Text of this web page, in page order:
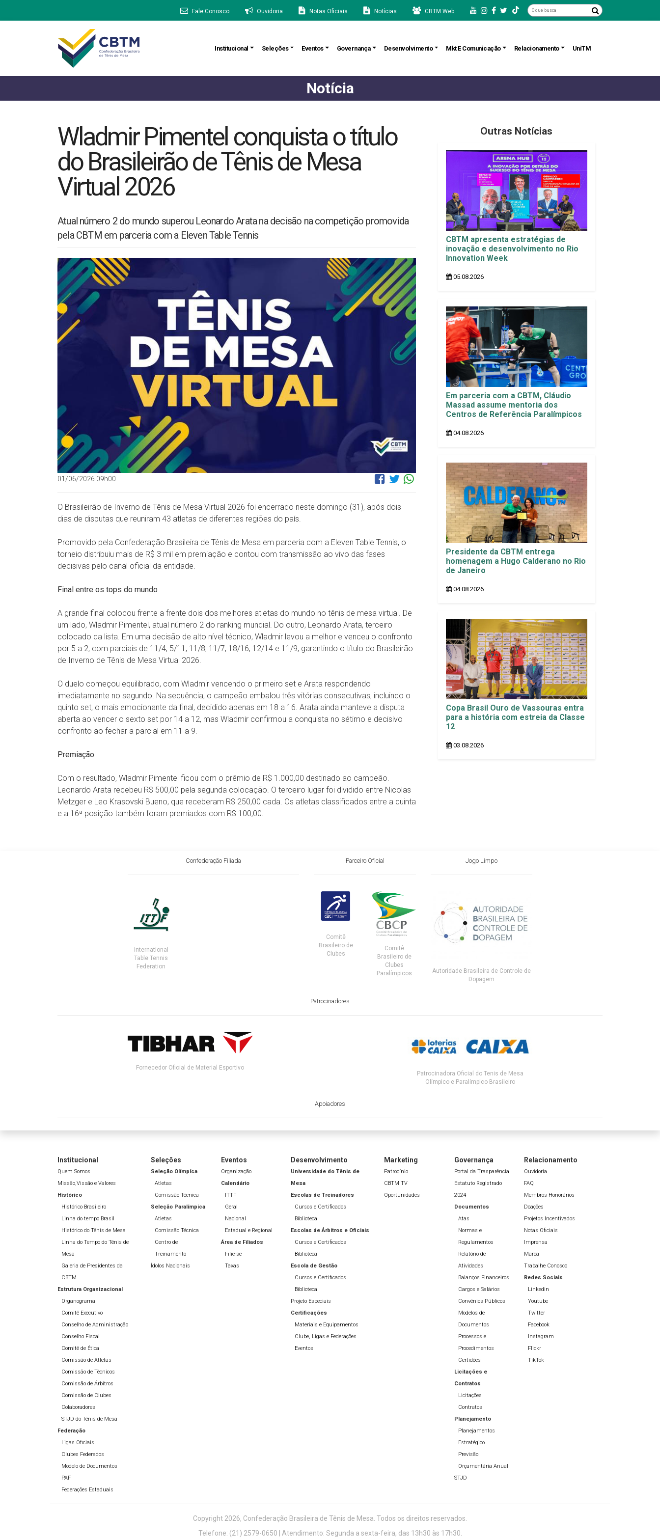
Fale Conosco Ouvidoria Notas Oficiais Notícias CBTM Web
Institucional Seleções Eventos Governança Desenvolvimento Mkt E Comunicação Relacionamento UniTM
Notícia
Wladmir Pimentel conquista o título
do Brasileirão de Tênis de Mesa
Virtual 2026
Atual número 2 do mundo superou Leonardo Arata na decisão na competição promovida
pela CBTM em parceria com a Eleven Table Tennis
01/06/2026 09h00
O Brasileirão de Inverno de Tênis de Mesa Virtual 2026 foi encerrado neste domingo (31), após dois
dias de disputas que reuniram 43 atletas de diferentes regiões do país.
Promovido pela Confederação Brasileira de Tênis de Mesa em parceria com a Eleven Table Tennis, o
torneio distribuiu mais de R$ 3 mil em premiação e contou com transmissão ao vivo das fases
decisivas pelo canal oficial da entidade.
Final entre os tops do mundo
A grande final colocou frente a frente dois dos melhores atletas do mundo no tênis de mesa virtual. De
um lado, Wladmir Pimentel, atual número 2 do ranking mundial. Do outro, Leonardo Arata, terceiro
colocado da lista. Em uma decisão de alto nível técnico, Wladmir levou a melhor e venceu o confronto
por 5 a 2, com parciais de 11/4, 5/11, 11/8, 11/7, 18/16, 12/14 e 11/9, garantindo o título do Brasileirão
de Inverno de Tênis de Mesa Virtual 2026.
O duelo começou equilibrado, com Wladmir vencendo o primeiro set e Arata respondendo
imediatamente no segundo. Na sequência, o campeão embalou três vitórias consecutivas, incluindo o
quinto set, o mais emocionante da final, decidido apenas em 18 a 16. Arata ainda manteve a disputa
aberta ao vencer o sexto set por 14 a 12, mas Wladmir confirmou a conquista no sétimo e decisivo
confronto ao fechar a parcial em 11 a 9.
Premiação
Com o resultado, Wladmir Pimentel ficou com o prêmio de R$ 1.000,00 destinado ao campeão.
Leonardo Arata recebeu R$ 500,00 pela segunda colocação. O terceiro lugar foi dividido entre Nicolas
Metzger e Leo Krasovski Bueno, que receberam R$ 250,00 cada. Os atletas classificados entre a quinta
e a 16ª posição também foram premiados com R$ 100,00.
Outras Notícias
CBTM apresenta estratégias de
inovação e desenvolvimento no Rio
Innovation Week
05.08.2026
Em parceria com a CBTM, Cláudio
Massad assume mentoria dos
Centros de Referência Paralímpicos
04.08.2026
Presidente da CBTM entrega
homenagem a Hugo Calderano no Rio
de Janeiro
04.08.2026
Copa Brasil Ouro de Vassouras entra
para a história com estreia da Classe
12
03.08.2026
Confederação Filiada
International
Table Tennis
Federation
Parceiro Oficial
Comitê
Brasileiro de
Clubes
Comitê
Brasileiro de
Clubes
Paralímpicos
Jogo Limpo
Autoridade Brasileira de Controle de
Dopagem
Patrocinadores
Fornecedor Oficial de Material Esportivo
Patrocinadora Oficial do Tenis de Mesa
Olímpico e Paralímpico Brasileiro
Apoiadores
Institucional
Quem Somos
Missão,Vissão e Valores
Histórico
Histórico Brasileiro
Linha do tempo Brasil
Histórico do Tênis de Mesa
Linha do Tempo do Tênis de
Mesa
Galeria de Presidentes da
CBTM
Estrutura Organizacional
Organograma
Comitê Executivo
Conselho de Administração
Conselho Fiscal
Comitê de Ética
Comissão de Atletas
Comissão de Técnicos
Comissão de Árbitros
Comissão de Clubes
Colaboradores
STJD do Tênis de Mesa
Federação
Ligas Oficiais
Clubes Federados
Modelo de Documentos
PAF
Federações Estaduais
Seleções
Seleção Olímpíca
Atletas
Comissão Técnica
Seleção Paralímpica
Atletas
Comissão Técnica
Centro de
Treinamento
Ídolos Nacionais
Eventos
Organização
Calendário
ITTF
Geral
Nacional
Estadual e Regional
Área de Filiados
Filie-se
Taxas
Desenvolvimento
Universidade do Tênis de
Mesa
Escolas de Treinadores
Cursos e Certificados
Biblioteca
Escolas de Árbitros e Oficiais
Cursos e Certificados
Biblioteca
Escola de Gestão
Cursos e Certificados
Biblioteca
Projeto Especiais
Certificações
Materiais e Equipamentos
Clube, Ligas e Federações
Eventos
Marketing
Patrocínio
CBTM TV
Oportunidades
Governança
Portal da Trasparência
Estatuto Registrado
2024
Documentos
Atas
Normas e
Regulamentos
Relatório de
Atividades
Balanços Financeiros
Cargos e Salários
Convênios Públicos
Modelos de
Documentos
Processos e
Procedimentos
Certidões
Licitações e
Contratos
Licitações
Contratos
Planejamento
Planejamentos
Estratégico
Previsão
Orçamentária Anual
STJD
Relacionamento
Ouvidoria
FAQ
Membros Honorários
Doações
Projetos Incentivados
Notas Oficiais
Imprensa
Marca
Trabalhe Conosco
Redes Sociais
Linkedin
Youtube
Twitter
Facebook
Instagram
Flickr
TikTok
Copyright 2026, Confederação Brasileira de Tênis de Mesa. Todos os direitos reservados.
Telefone: (21) 2579-0650 | Atendimento: Segunda a sexta-feira, das 13h30 às 17h30.